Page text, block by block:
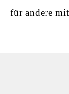
für andere